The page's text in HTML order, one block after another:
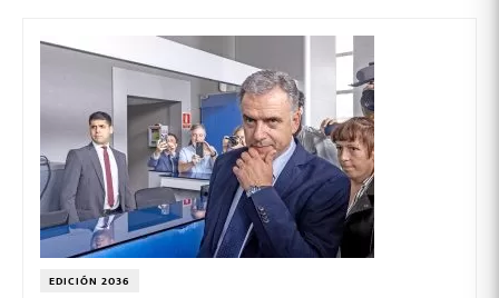
EDICIÓN 2036